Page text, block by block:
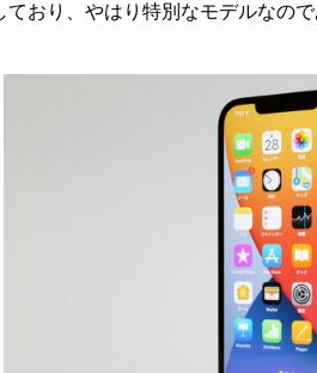
ており、やはり特別なモデルなの